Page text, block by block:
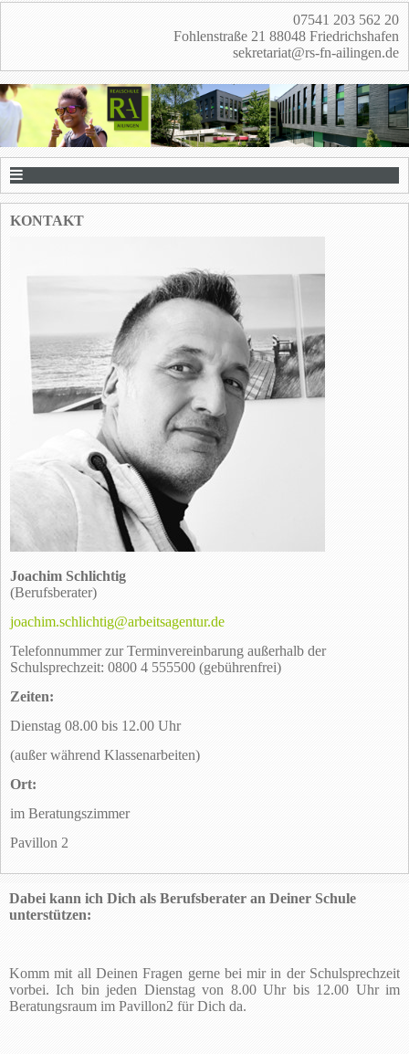
07541 203 562 20
Fohlenstraße 21 88048 Friedrichshafen
sekretariat@rs-fn-ailingen.de
KONTAKT
Joachim Schlichtig
(Berufsberater)
joachim.schlichtig@arbeitsagentur.de
Telefonnummer zur Terminvereinbarung außerhalb der
Schulsprechzeit: 0800 4 555500 (gebührenfrei)
Zeiten:
Dienstag 08.00 bis 12.00 Uhr
(außer während Klassenarbeiten)
Ort:
im Beratungszimmer
Pavillon 2
Dabei kann ich Dich als Berufsberater an Deiner Schule
unterstützen:
Komm mit all Deinen Fragen gerne bei mir in der Schulsprechzeit
vorbei. Ich bin jeden Dienstag von 8.00 Uhr bis 12.00 Uhr im
Beratungsraum im Pavillon2 für Dich da.